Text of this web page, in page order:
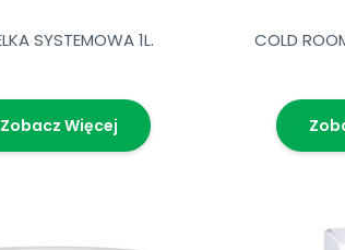
SYSTEMOWA 1L.
Zobacz Więcej
COLD